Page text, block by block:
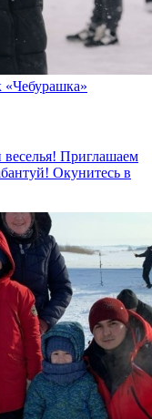
«Чебурашка»
Приглашаем
Окунитесь в